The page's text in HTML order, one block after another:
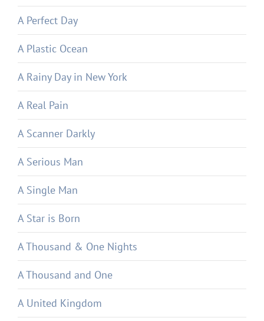
A Perfect Day
A Plastic Ocean
A Rainy Day in New York
A Real Pain
A Scanner Darkly
A Serious Man
A Single Man
A Star is Born
A Thousand & One Nights
A Thousand and One
A United Kingdom